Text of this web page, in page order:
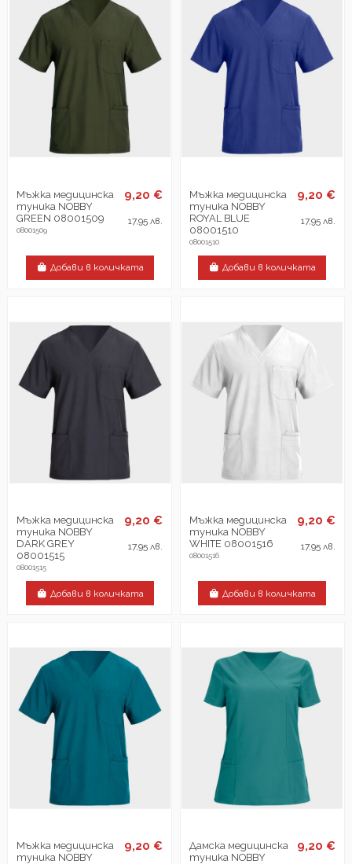
Мъжка медицинска
туника NOBBY
GREEN 08001509
08001509
9,20 €
17,95 лв.
Добави в количката
Мъжка медицинска
туника NOBBY
ROYAL BLUE
08001510
08001510
9,20 €
17,95 лв.
Добави в количката
Мъжка медицинска
туника NOBBY
DARK GREY
08001515
08001515
9,20 €
17,95 лв.
Добави в количката
Мъжка медицинска
туника NOBBY
WHITE 08001516
08001516
9,20 €
17,95 лв.
Добави в количката
Мъжка медицинска
туника NOBBY
9,20 €
Дамска медицинска
туника NOBBY
9,20 €